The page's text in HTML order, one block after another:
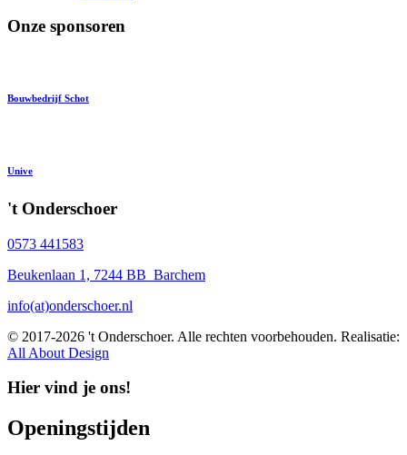
Onze sponsoren
Bouwbedrijf Schot
Unive
't Onderschoer
0573 441583
Beukenlaan 1, 7244 BB Barchem
info(at)onderschoer.nl
© 2017-2026 't Onderschoer. Alle rechten voorbehouden. Realisatie:
All About Design
Hier vind je ons!
Openingstijden